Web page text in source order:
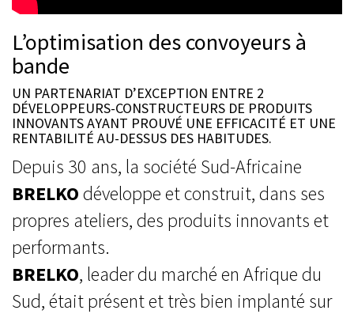
L’optimisation des convoyeurs à
bande
UN PARTENARIAT D’EXCEPTION ENTRE 2
DÉVELOPPEURS-CONSTRUCTEURS DE PRODUITS
INNOVANTS AYANT PROUVÉ UNE EFFICACITÉ ET UNE
RENTABILITÉ AU-DESSUS DES HABITUDES.
Depuis 30 ans, la société Sud-Africaine
BRELKOdéveloppe et construit, dans ses
propres ateliers, des produits innovants et
performants.
BRELKO, leader du marché en Afrique du
Sud, était présent et très bien implanté sur